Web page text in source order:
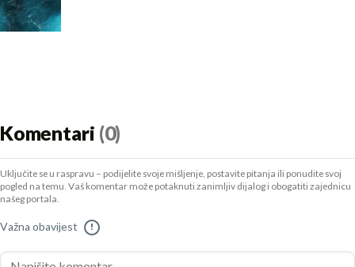
Komentari (0)
Uključite se u raspravu – podijelite svoje mišljenje, postavite pitanja ili ponudite svoj
pogled na temu. Vaš komentar može potaknuti zanimljiv dijalog i obogatiti zajednicu
našeg portala.
Važna obavijest !